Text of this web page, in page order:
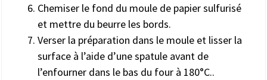
Chemiser le fond du moule de papier sulfurisé
et mettre du beurre les bords.
Verser la préparation dans le moule et lisser la
surface à l’aide d’une spatule avant de
l’enfourner dans le bas du four à 180°C..